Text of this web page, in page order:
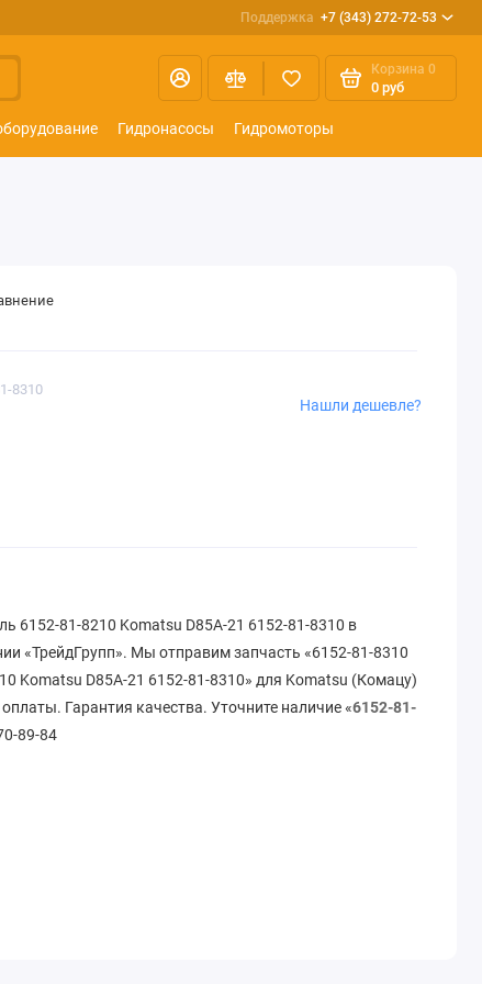
Поддержка +7 (343) 272-72-53
Корзина 0
0 руб
Гидронасосы Гидромоторы
8310
Нашли дешевле?
6152-81-8210 Komatsu D85A-21 6152-81-8310 в
«ТрейдГрупп». Мы отправим запчасть «6152-81-8310
Komatsu D85A-21 6152-81-8310» для Komatsu (Комацу)
Гарантия качества. Уточните наличие «6152-81-
89-84